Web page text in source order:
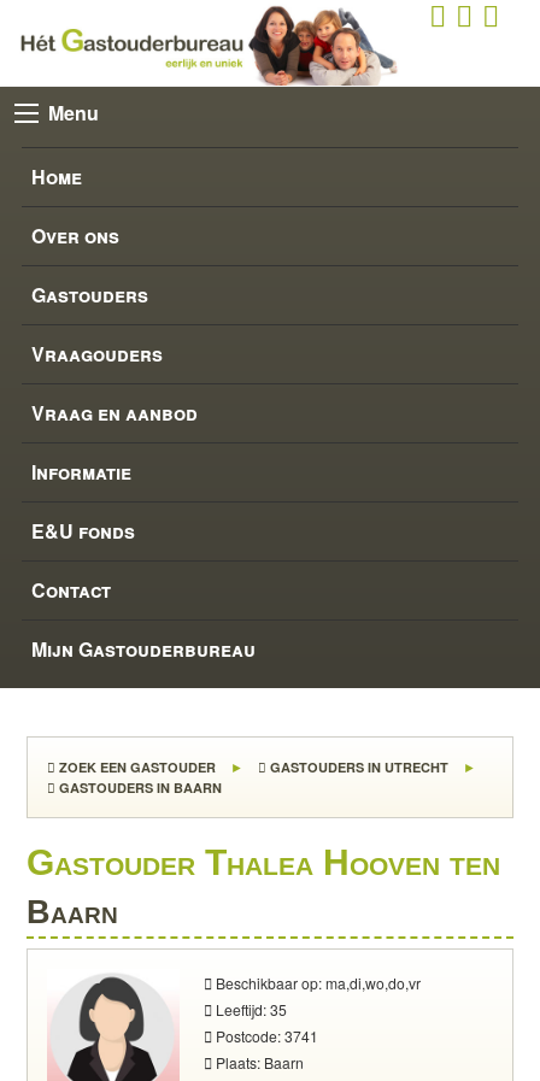
Menu
Home
Over ons
Gastouders
Vraagouders
Vraag en aanbod
Informatie
E&U fonds
Contact
Mijn Gastouderbureau
ZOEK EEN GASTOUDER
GASTOUDERS IN UTRECHT
GASTOUDERS IN BAARN
Gastouder Thalea Hooven ten
Baarn
Beschikbaar op: ma,di,wo,do,vr
Leeftijd: 35
Postcode: 3741
Plaats: Baarn